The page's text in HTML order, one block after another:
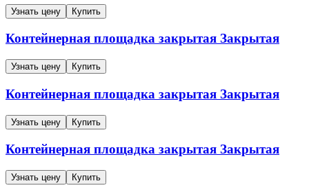
Узнать цену Купить
Контейнерная площадка закрытая Закрытая
Узнать цену Купить
Контейнерная площадка закрытая Закрытая
Узнать цену Купить
Контейнерная площадка закрытая Закрытая
Узнать цену Купить